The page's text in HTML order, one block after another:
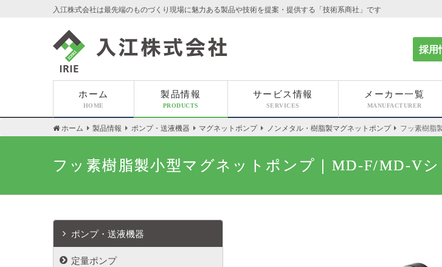
入江株式会社は最先端のものづくり現場に魅力ある製品や技術を提案・提供する「技術系商社」です
入江株式会社
採用
ホーム
HOME
製品情報
PRODUCTS
サービス情報
SERVICES
メーカー一覧
MANUFACTURER
ホーム 製品情報 ポンプ・送液機器 マグネットポンプ ノンメタル・樹脂製マグネットポンプ フッ素樹脂
フッ素樹脂製小型マグネットポンプ｜MD-F/MD-Vシ
ポンプ・送液機器
定量ポンプ